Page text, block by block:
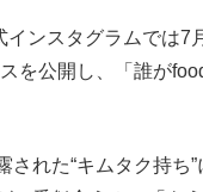
ンスタグラムでは7
を公開し、「誰が
れた“キムタク持ち